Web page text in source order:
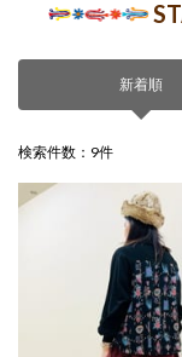
新着順
検索件数：9件